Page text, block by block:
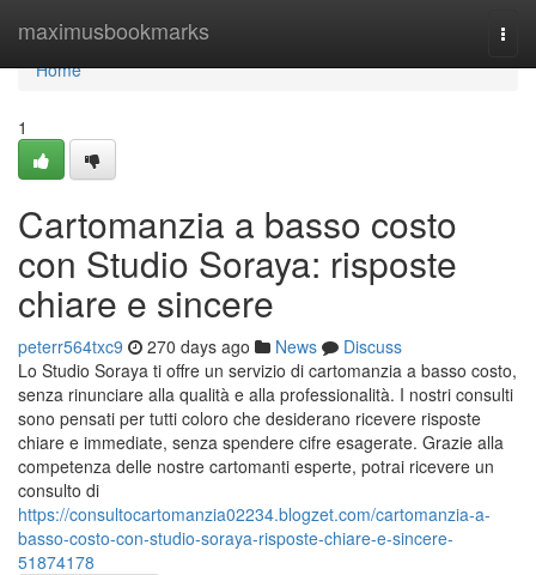
maximusbookmarks
Home
Home
1
Cartomanzia a basso costo
con Studio Soraya: risposte
chiare e sincere
peterr564txc9 270 days ago News
Discuss
Lo Studio Soraya ti offre un servizio di cartomanzia a basso costo,
senza rinunciare alla qualità e alla professionalità. I nostri consulti
sono pensati per tutti coloro che desiderano ricevere risposte
chiare e immediate, senza spendere cifre esagerate. Grazie alla
competenza delle nostre cartomanti esperte, potrai ricevere un
consulto di
https://consultocartomanzia02234.blogzet.com/cartomanzia-a-
basso-costo-con-studio-soraya-risposte-chiare-e-sincere-
51874178